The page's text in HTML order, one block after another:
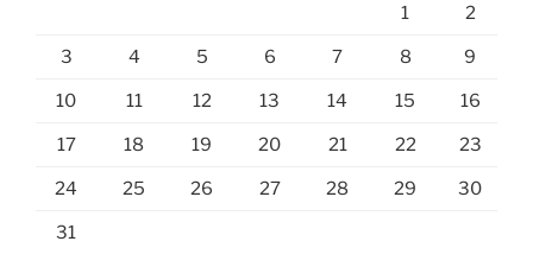
1 2
3 4 5 6 7 8 9
10 11 12 13 14 15 16
17 18 19 20 21 22 23
24 25 26 27 28 29 30
31